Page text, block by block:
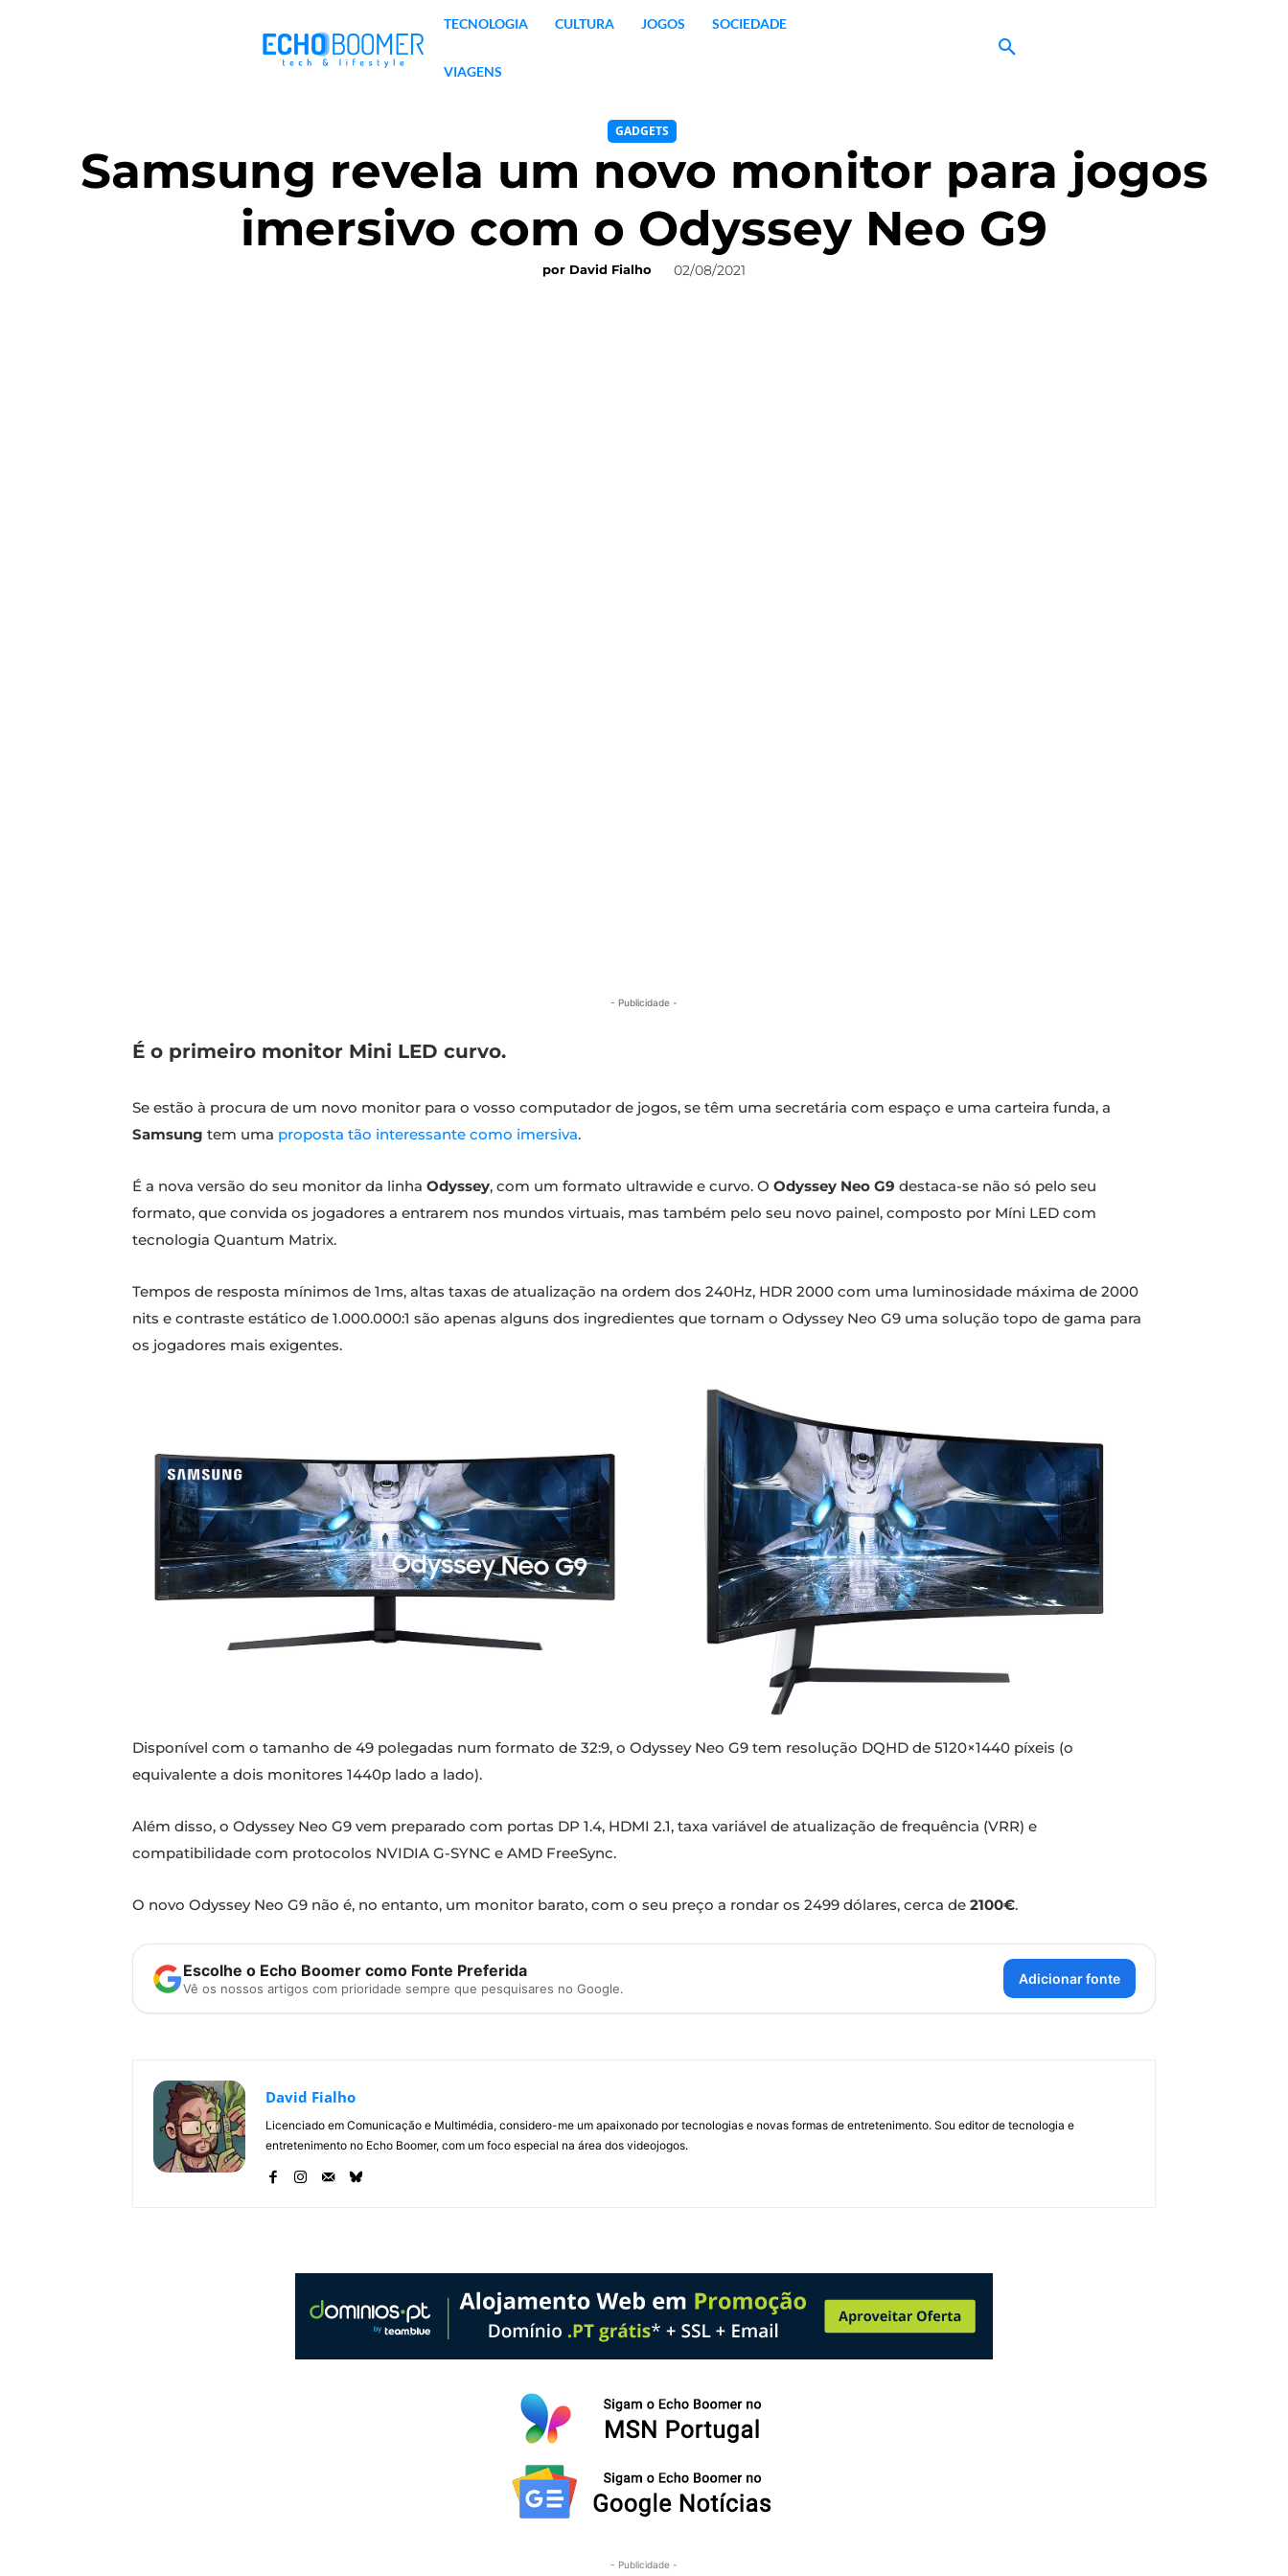
TECNOLOGIA CULTURA JOGOS SOCIEDADE
VIAGENS
GADGETS
Samsung revela um novo monitor para jogos
imersivo com o Odyssey Neo G9
por David Fialho 02/08/2021
- Publicidade -
É o primeiro monitor Mini LED curvo.
Se estão à procura de um novo monitor para o vosso computador de jogos, se têm uma secretária com espaço e uma carteira funda, a
Samsung tem uma proposta tão interessante como imersiva.
É a nova versão do seu monitor da linha Odyssey, com um formato ultrawide e curvo. O Odyssey Neo G9 destaca-se não só pelo seu
formato, que convida os jogadores a entrarem nos mundos virtuais, mas também pelo seu novo painel, composto por Míni LED com
tecnologia Quantum Matrix.
Tempos de resposta mínimos de 1ms, altas taxas de atualização na ordem dos 240Hz, HDR 2000 com uma luminosidade máxima de 2000
nits e contraste estático de 1.000.000:1 são apenas alguns dos ingredientes que tornam o Odyssey Neo G9 uma solução topo de gama para
os jogadores mais exigentes.
Disponível com o tamanho de 49 polegadas num formato de 32:9, o Odyssey Neo G9 tem resolução DQHD de 5120×1440 píxeis (o
equivalente a dois monitores 1440p lado a lado).
Além disso, o Odyssey Neo G9 vem preparado com portas DP 1.4, HDMI 2.1, taxa variável de atualização de frequência (VRR) e
compatibilidade com protocolos NVIDIA G-SYNC e AMD FreeSync.
O novo Odyssey Neo G9 não é, no entanto, um monitor barato, com o seu preço a rondar os 2499 dólares, cerca de 2100€.
Escolhe o Echo Boomer como Fonte Preferida
Vê os nossos artigos com prioridade sempre que pesquisares no Google.
Adicionar fonte
David Fialho
Licenciado em Comunicação e Multimédia, considero-me um apaixonado por tecnologias e novas formas de entretenimento. Sou editor de tecnologia e
entretenimento no Echo Boomer, com um foco especial na área dos videojogos.
- Publicidade -